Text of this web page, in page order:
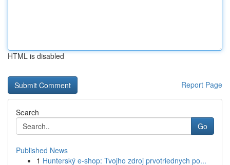
HTML is disabled
Report Page
Search
Go
Published News
1 Hunterský e-shop: Tvojho zdroj prvotriednych po...